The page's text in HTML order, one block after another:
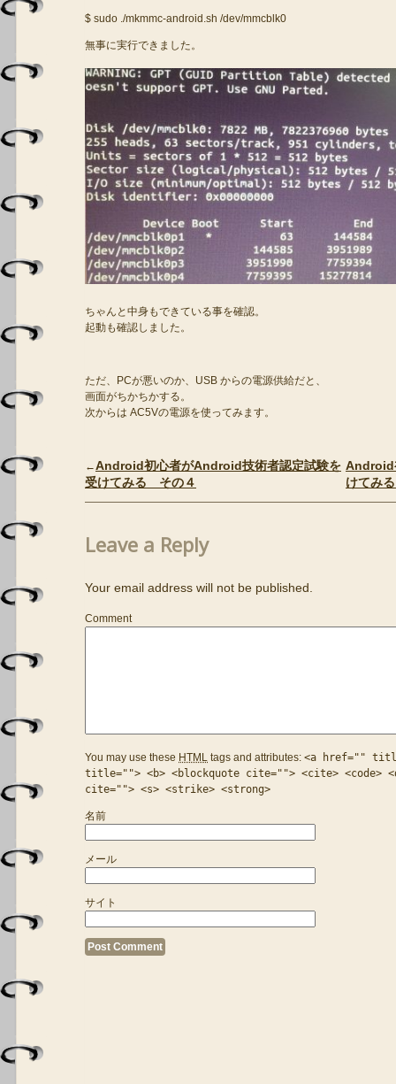
$ sudo ./mkmmc-android.sh /dev/mmcblk0
無事に実行できました。
ちゃんと中身もできている事を確認。
起動も確認しました。
ただ、PCが悪いのか、USB からの電源供給だと、
画面がちかちかする。
次からは AC5Vの電源を使ってみます。
←Android初心者がAndroid技術者認定試験を
受けてみる その４
Android
けてみ
Leave a Reply
Your email address will not be published.
Comment
You may use these HTML tags and attributes: <a href=""
title=""> <b> <blockquote cite=""> <cite> <code>
cite=""> <s> <strike> <strong>
名前
メール
サイト